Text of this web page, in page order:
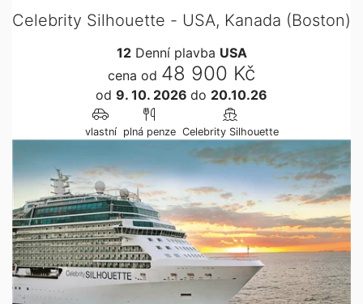
Celebrity Silhouette - USA, Kanada (Boston)
12Denní plavba USA
cena od 48 900 Kč
od 9. 10. 2026 do 20.10.26
vlastní plná penze Celebrity Silhouette